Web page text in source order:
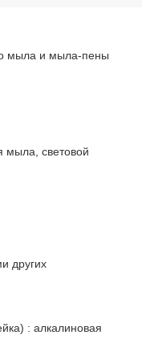
мыла и мыла-пены
мыла, световой
других
: алкалиновая